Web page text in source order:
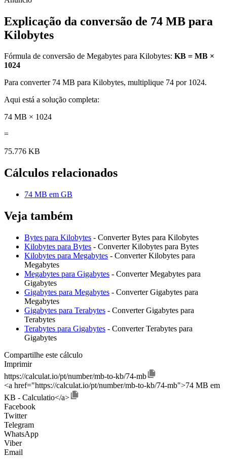
Explicação da conversão de 74 MB para
Kilobytes
Fórmula de conversão de Megabytes para Kilobytes: KB = MB ×
1024
Para converter 74 MB para Kilobytes, multiplique 74 por 1024.
Aqui está a solução completa:
74 MB × 1024
=
75.776 KB
Cálculos relacionados
74 MB em GB
Veja também
Bytes para Kilobytes - Converter Bytes para Kilobytes
Kilobytes para Bytes - Converter Kilobytes para Bytes
Kilobytes para Megabytes - Converter Kilobytes para
Megabytes
Megabytes para Gigabytes - Converter Megabytes para
Gigabytes
Gigabytes para Megabytes - Converter Gigabytes para
Megabytes
Gigabytes para Terabytes - Converter Gigabytes para
Terabytes
Terabytes para Gigabytes - Converter Terabytes para
Gigabytes
Compartilhe este cálculo
Imprimir
https://calculat.io/pt/number/mb-to-kb/74-mb
<a href="https://calculat.io/pt/number/mb-to-kb/74-mb">74 MB em
KB - Calculatio</a>
Facebook
Twitter
Telegram
WhatsApp
Viber
Email